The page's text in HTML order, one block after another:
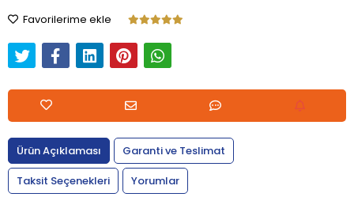
Favorilerime ekle
Ürün Açıklaması
Garanti ve Teslimat
Taksit Seçenekleri
Yorumlar